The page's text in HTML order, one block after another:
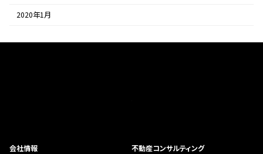
2020年1月
会社情報 不動産コンサルティング